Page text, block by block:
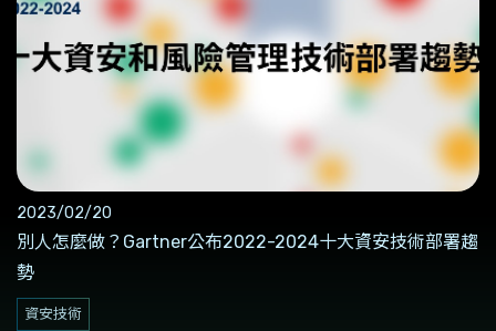
2023/02/20
別人怎麼做？Gartner公布2022-2024十大資安技術部署趨
勢
資安技術